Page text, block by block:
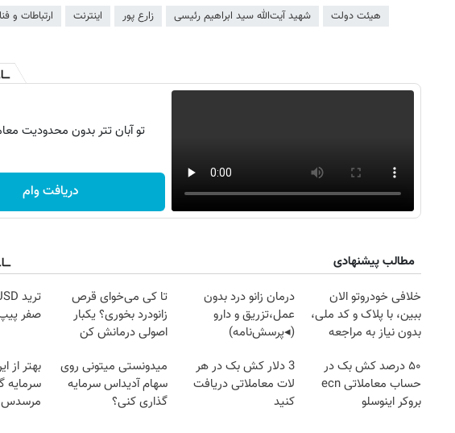
هیئت دولت شهید آیت‌الله سید ابراهیم رئیسی زارع پور اینترنت ارتباطات و
تو آبان تتر بدون محدودیت
دریافت وام
مطالب پیشنهادی
خلافی خودروتو الان
ببین، با پلاک و کد ملی،
بدون نیاز به مراجعه
درمان زانو درد بدون
عمل،تزریق و دارو
(◂پرسش‌نامه)
تا کی می‌خوای قرص
زانودرد بخوری؟ یکبار
اصولی درمانش کن
صفر
۵۰ درصد کش بک در
حساب معاملاتی ecn
بروکر اینوسلو
3 دلار کش بک در هر
لات معاملاتی دریافت
کنید
میدونستی میتونی روی
سهام آدیداس سرمایه
گذاری کنی؟
بهتر از
سرمایه
مرسدس